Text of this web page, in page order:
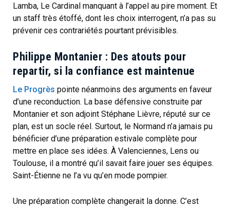
Lamba, Le Cardinal manquant à l’appel au pire moment. Et
un staff très étoffé, dont les choix interrogent, n’a pas su
prévenir ces contrariétés pourtant prévisibles.
Philippe Montanier : Des atouts pour
repartir, si la confiance est maintenue
Le Progrès pointe néanmoins des arguments en faveur
d’une reconduction. La base défensive construite par
Montanier et son adjoint Stéphane Lièvre, réputé sur ce
plan, est un socle réel. Surtout, le Normand n’a jamais pu
bénéficier d’une préparation estivale complète pour
mettre en place ses idées. À Valenciennes, Lens ou
Toulouse, il a montré qu’il savait faire jouer ses équipes.
Saint-Étienne ne l’a vu qu’en mode pompier.
Une préparation complète changerait la donne. C’est